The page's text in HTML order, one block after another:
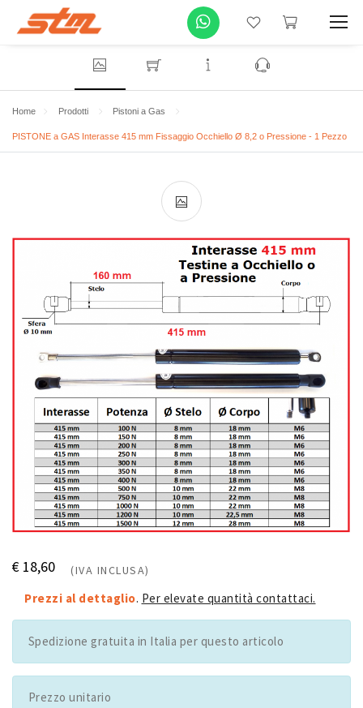
Home Prodotti Pistoni a Gas
PISTONE a GAS Interasse 415 mm Fissaggio Occhiello Ø 8,2 o Pressione - 1 Pezzo
€ 18,60 (IVA INCLUSA)
Prezzi al dettaglio. Per elevate quantità contattaci.
Spedizione gratuita in Italia per questo articolo
Prezzo unitario